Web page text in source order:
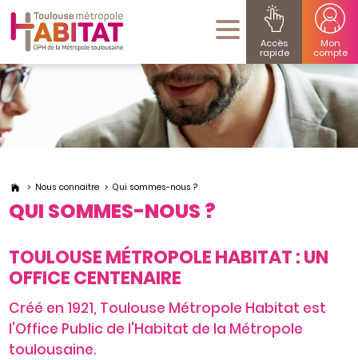
Accès
rapide
Mon
compte
Nous connaitre Qui sommes-nous ?
QUI SOMMES-NOUS ?
TOULOUSE MÉTROPOLE HABITAT : UN
OFFICE CENTENAIRE
Créé en 1921, Toulouse Métropole Habitat est
l'Office Public de l'Habitat de la Métropole
toulousaine.